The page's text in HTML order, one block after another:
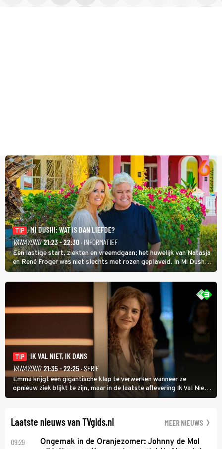
TIP
MI DUSHI: WAT IS DAN LIEFDE?
VANAVOND 21:23 - 22:30 · INFORMATIEF
Een lastige start, ziekten en vreemdgaan; het huwelijk van Natasja
en René Froger was niet slechts met rozen geplaveid. In Mi Dushi:
Wat Is Dan Liefde? neemt Wilfred Genee het showbizzkoppel mee
uit vissen om het over de liefde te hebben.
TIP
IK VAL NIET, IK DANS
VANAVOND 21:35 - 22:25· SERIE
Emma krijgt een gigantische klap te verwerken wanneer ze
opnieuw ziek blijkt te zijn, maar in de laatste aflevering Ik Val Niet,
Ik Dans laat ze zien dat ze niet van plan is op te geven, zelfs als ze
Laatste nieuws van TVgids.nl MEER NIEUWS
09:29
Ongemak in de Oranjezomer: Johnny de Mol